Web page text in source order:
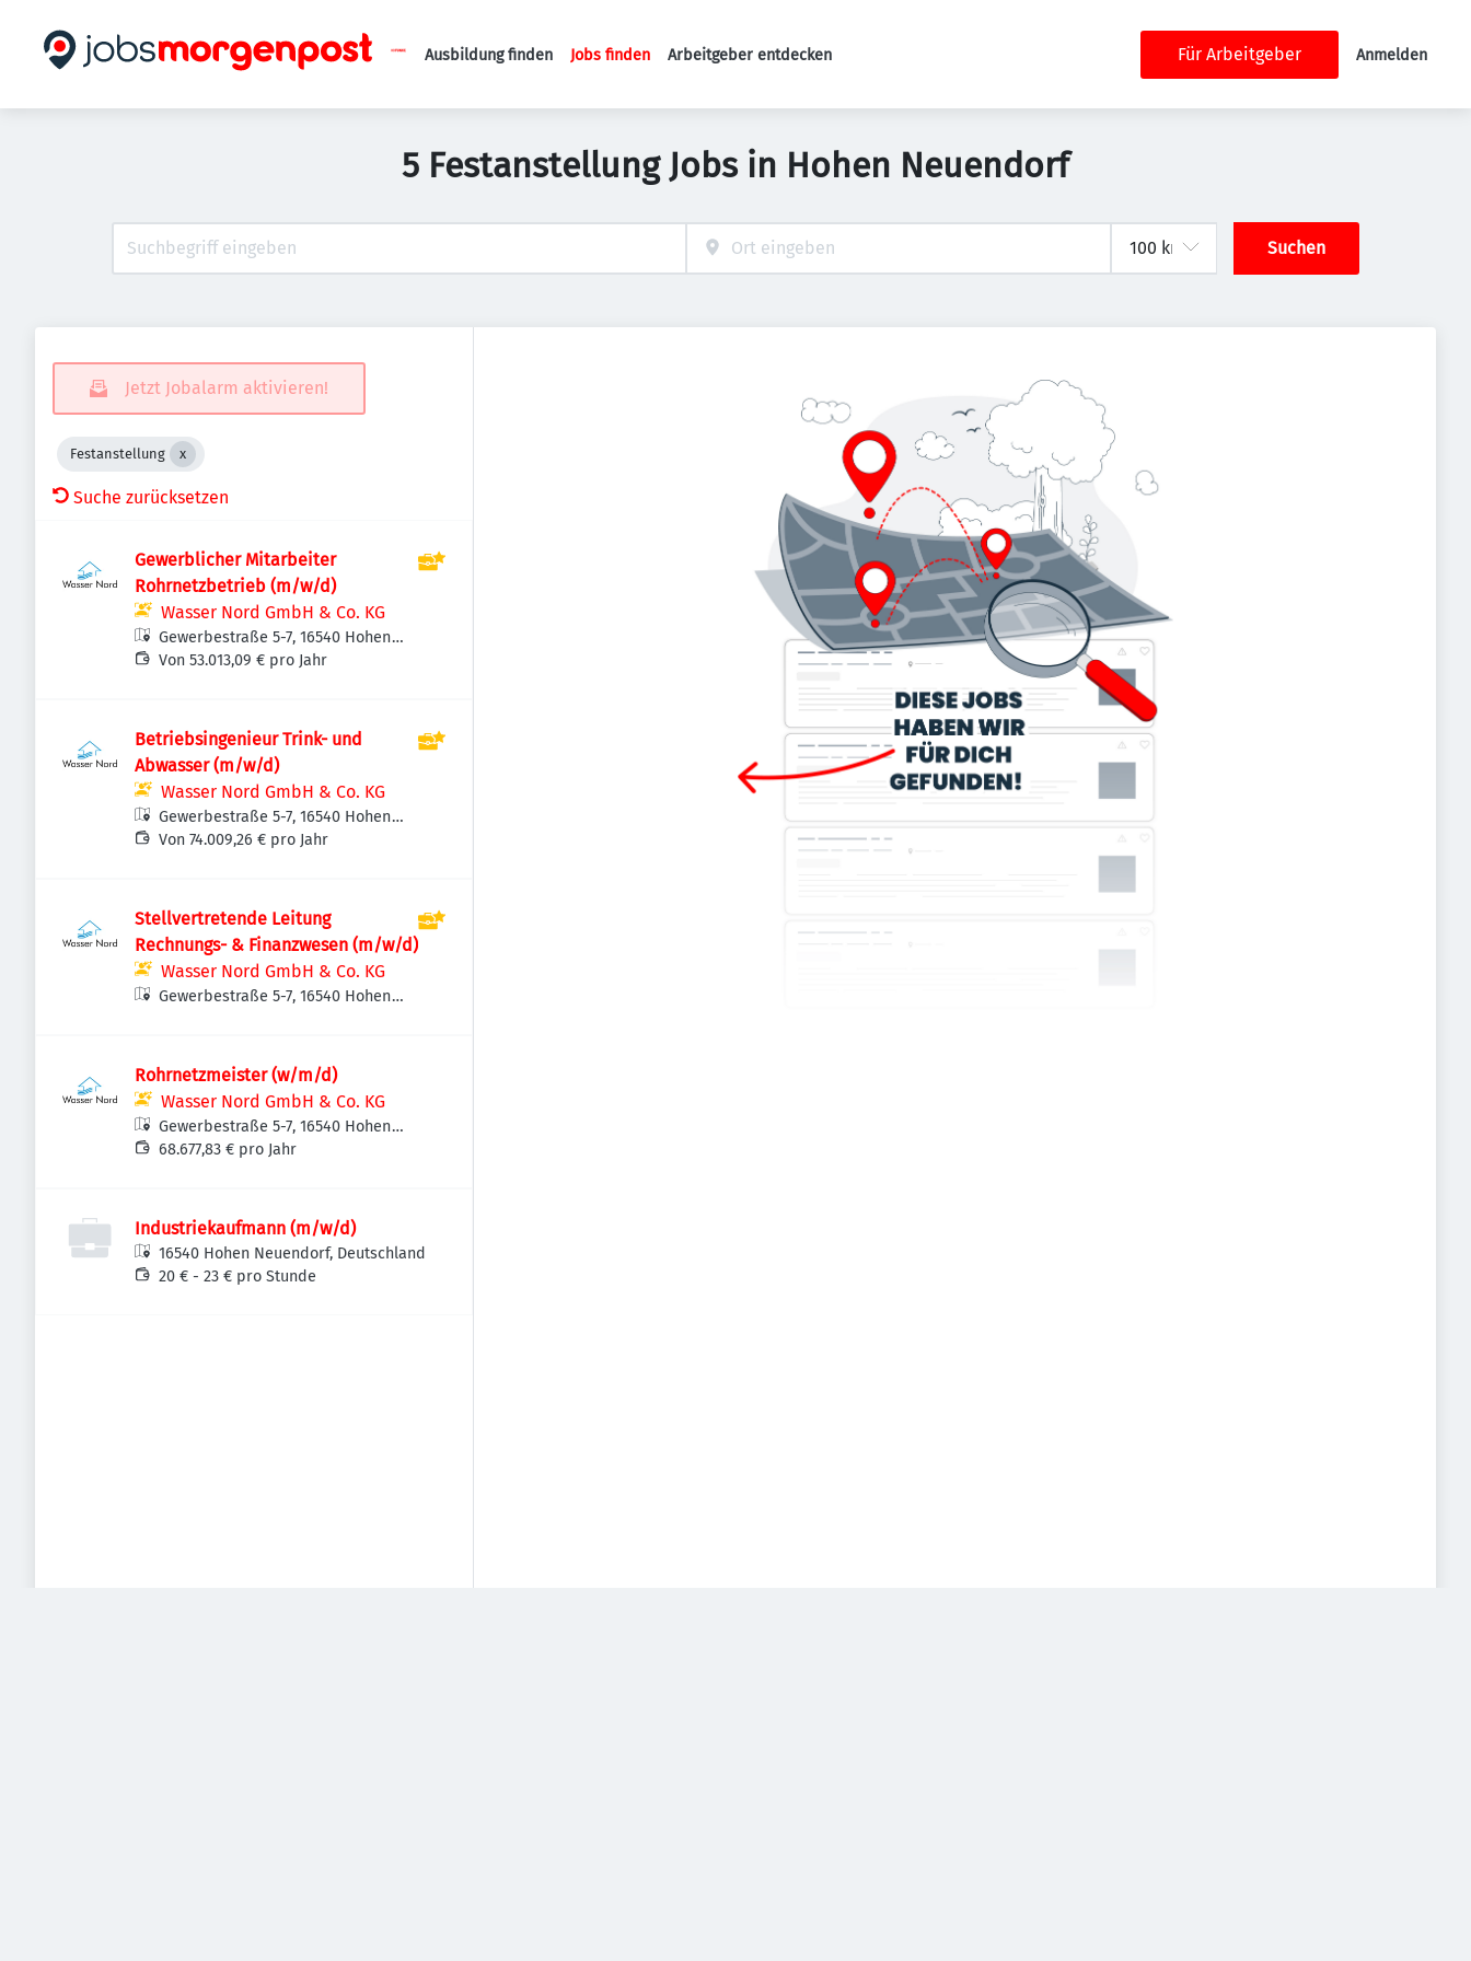
Haupt-Navigation
Ausbildung finden Jobs finden Arbeitgeber entdecken Für Arbeitgeber Anmelden
5 Festanstellung Jobs in Hohen Neuendorf
Suchen
Jetzt Jobalarm aktivieren!
Festanstellung
Suche zurücksetzen
Gewerblicher Mitarbeiter
Rohrnetzbetrieb (m/w/d)
Wasser Nord GmbH & Co. KG
Gewerbestraße 5-7, 16540 Hohen
Neuendorf, Deutschland
Von 53.013,09 € pro Jahr
Betriebsingenieur Trink- und
Abwasser (m/w/d)
Wasser Nord GmbH & Co. KG
Gewerbestraße 5-7, 16540 Hohen
Neuendorf, Deutschland
Von 74.009,26 € pro Jahr
Stellvertretende Leitung
Rechnungs- & Finanzwesen (m/w/d)
Wasser Nord GmbH & Co. KG
Gewerbestraße 5-7, 16540 Hohen
Rohrnetzmeister (w/m/d)
Wasser Nord GmbH & Co. KG
Gewerbestraße 5-7, 16540 Hohen
Neuendorf, Deutschland
68.677,83 € pro Jahr
Industriekaufmann (m/w/d)
16540 Hohen Neuendorf, Deutschland
20 € - 23 € pro Stunde